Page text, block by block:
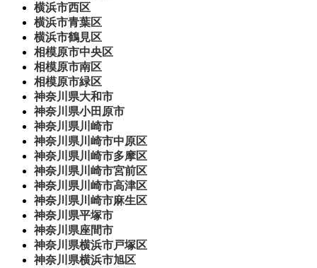
横浜市西区
横浜市青葉区
横浜市鶴見区
相模原市中央区
相模原市南区
相模原市緑区
神奈川県大和市
神奈川県小田原市
神奈川県川崎市
神奈川県川崎市中原区
神奈川県川崎市多摩区
神奈川県川崎市宮前区
神奈川県川崎市高津区
神奈川県川崎市麻生区
神奈川県平塚市
神奈川県座間市
神奈川県横浜市戸塚区
神奈川県横浜市旭区